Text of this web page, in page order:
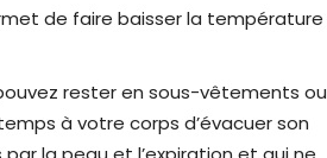
de faire baisser la température
rester en sous-vêtements ou
à votre corps d’évacuer son